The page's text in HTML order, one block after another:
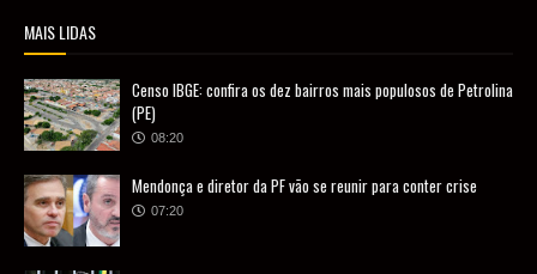
MAIS LIDAS
Censo IBGE: confira os dez bairros mais populosos de Petrolina
(PE)
08:20
Mendonça e diretor da PF vão se reunir para conter crise
07:20